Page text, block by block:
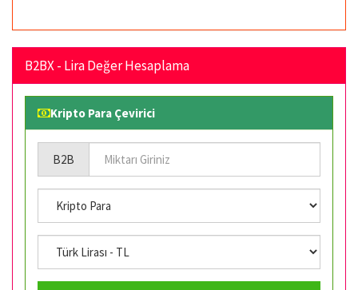
B2BX - Lira Değer Hesaplama
Kripto Para Çevirici
B2B